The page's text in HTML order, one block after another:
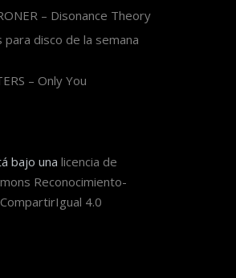
– Disonance Theory
disco de la semana
– Only You
bajo una licencia de
Reconocimiento-
4.0